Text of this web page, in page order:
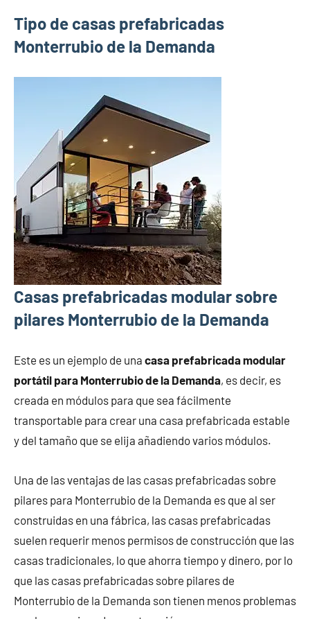
Tipo de casas prefabricadas
Monterrubio de la Demanda
Casas prefabricadas modular sobre
pilares Monterrubio de la Demanda
Este es un ejemplo de una casa prefabricada modular
portátil para Monterrubio de la Demanda, es decir, es
creada en módulos para que sea fácilmente
transportable para crear una casa prefabricada estable
y del tamaño que se elija añadiendo varios módulos.
Una de las ventajas de las casas prefabricadas sobre
pilares para Monterrubio de la Demanda es que al ser
construidas en una fábrica, las casas prefabricadas
suelen requerir menos permisos de construcción que las
casas tradicionales, lo que ahorra tiempo y dinero, por lo
que las casas prefabricadas sobre pilares de
Monterrubio de la Demanda son tienen menos problemas